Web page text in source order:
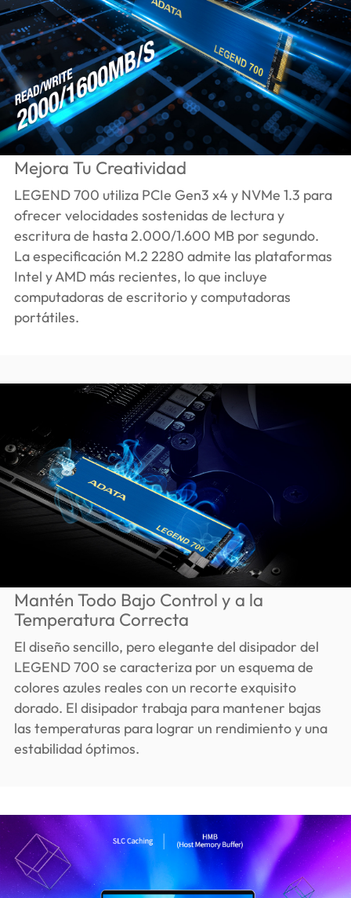
Mejora Tu Creatividad
LEGEND 700 utiliza PCIe Gen3 x4 y NVMe 1.3 para
ofrecer velocidades sostenidas de lectura y
escritura de hasta 2.000/1.600 MB por segundo.
La especificación M.2 2280 admite las plataformas
Intel y AMD más recientes, lo que incluye
computadoras de escritorio y computadoras
portátiles.
Mantén Todo Bajo Control y a la
Temperatura Correcta
El diseño sencillo, pero elegante del disipador del
LEGEND 700 se caracteriza por un esquema de
colores azules reales con un recorte exquisito
dorado. El disipador trabaja para mantener bajas
las temperaturas para lograr un rendimiento y una
estabilidad óptimos.